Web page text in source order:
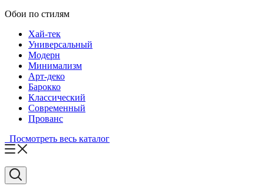
Обои по стилям
Хай-тек
Универсальный
Модерн
Минимализм
Арт-деко
Барокко
Классический
Современный
Прованс
Посмотреть весь каталог